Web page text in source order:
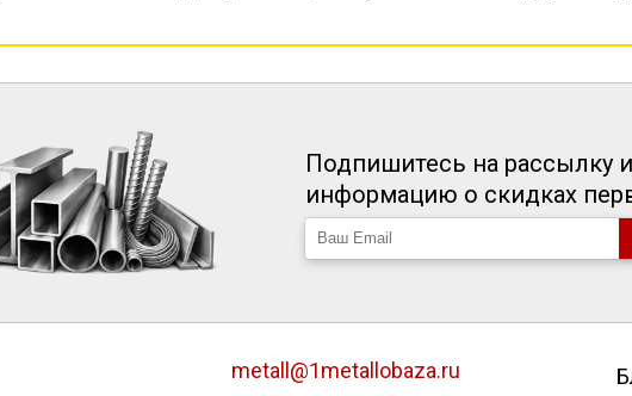
Подпишитесь на рассылку
информацию о скидках
metall@1metallobaza.ru